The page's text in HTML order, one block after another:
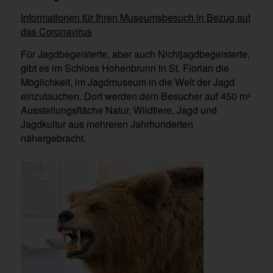
Informationen für Ihren Museumsbesuch in Bezug auf
das Coronavirus
Für Jagdbegeisterte, aber auch Nichtjagdbegeisterte,
gibt es im Schloss Hohenbrunn in St. Florian die
Möglichkeit, im Jagdmuseum in die Welt der Jagd
einzutauchen. Dort werden dem Besucher auf 450 m²
Ausstellungsfläche Natur, Wildtiere, Jagd und
Jagdkultur aus mehreren Jahrhunderten
nähergebracht.